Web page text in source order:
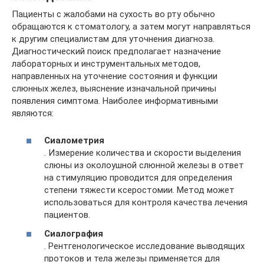
Пациенты с жалобами на сухость во рту обычно
обращаются к стоматологу, а затем могут направляться
к другим специалистам для уточнения диагноза.
Диагностический поиск предполагает назначение
лабораторных и инструментальных методов,
направленных на уточнение состояния и функции
слюнных желез, выяснение изначальной причины
появления симптома. Наиболее информативными
являются:
Сиалометрия
. Измерение количества и скорости выделения
слюны из околоушной слюнной железы в ответ
на стимуляцию проводится для определения
степени тяжести ксеростомии. Метод может
использоваться для контроля качества лечения
пациентов.
Сиалография
. Рентгенологическое исследование выводящих
протоков и тела железы применяется для